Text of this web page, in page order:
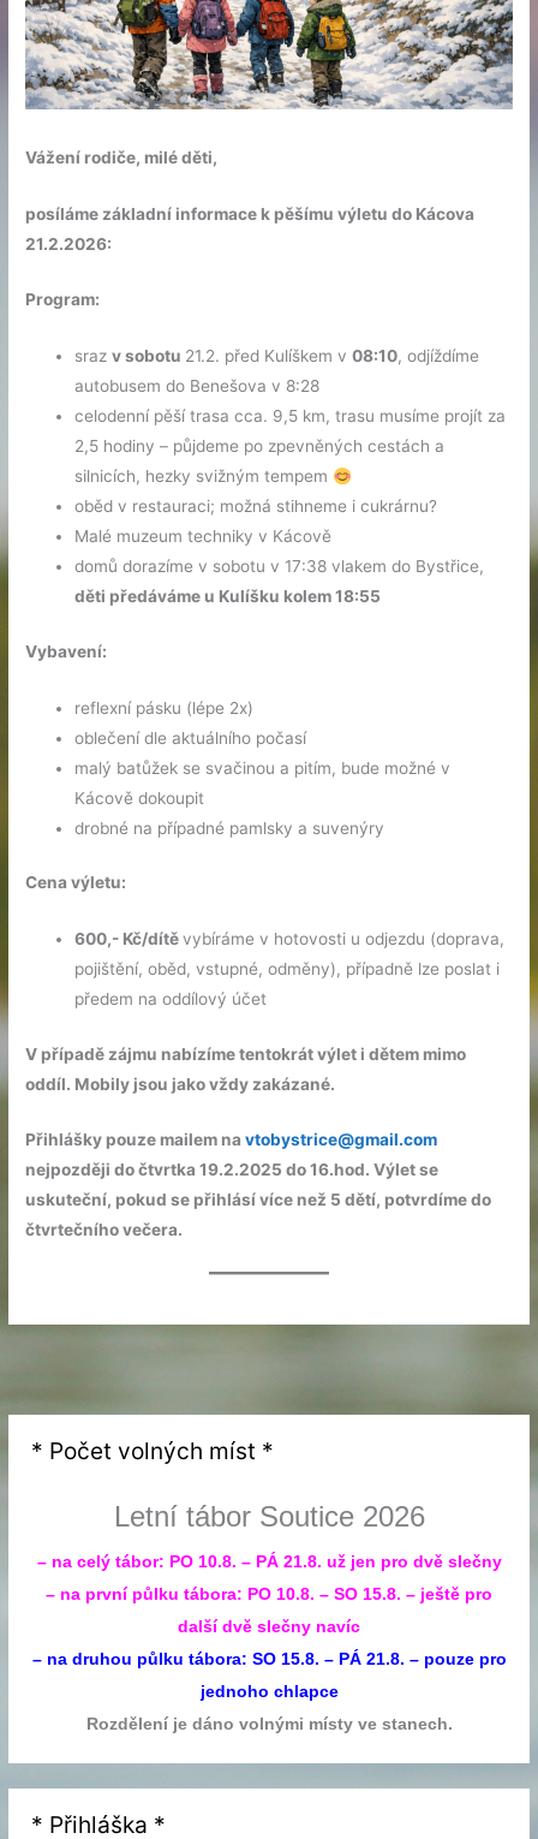
Vážení rodiče, milé děti,
posíláme základní informace k pěšímu výletu do Kácova
21.2.2026:
Program:
srazv sobotu 21.2. před Kulíškem v08:10, odjíždíme
autobusem do Benešova v 8:28
celodenní pěší trasa cca. 9,5 km, trasu musíme projít za
2,5 hodiny – půjdeme po zpevněných cestách a
silnicích, hezky svižným tempem
oběd v restauraci; možná stihneme i cukrárnu?
Malé muzeum techniky v Kácově
domů dorazíme v sobotu v 17:38 vlakem do Bystřice,
děti předáváme u Kulíšku kolem 18:55
Vybavení:
reflexní pásku (lépe 2x)
oblečení dle aktuálního počasí
malý batůžek se svačinou a pitím, bude možné v
Kácově dokoupit
drobné na případné pamlsky a suvenýry
Cena výletu:
600,- Kč/dítěvybíráme v hotovosti u odjezdu (doprava,
pojištění, oběd, vstupné, odměny), případně lze poslat i
předem na oddílový účet
V případě zájmu nabízíme tentokrát výlet i dětem mimo
oddíl. Mobily jsou jako vždy zakázané.
Přihlášky pouze mailem navtobystrice@gmail.com
nejpozději do čtvrtka 19.2.2025 do 16.hod. Výlet se
uskuteční, pokud se přihlásí více než 5 dětí, potvrdíme do
čtvrtečního večera.
* Počet volných míst *
Letní tábor Soutice 2026
– na celý tábor: PO 10.8. – PÁ 21.8. už jen pro dvě slečny
– na první půlku tábora: PO 10.8. – SO 15.8. – ještě pro
další dvě slečny navíc
– na druhou půlku tábora: SO 15.8. – PÁ 21.8. – pouze pro
jednoho chlapce
Rozdělení je dáno volnými místy ve stanech.
* Přihláška *